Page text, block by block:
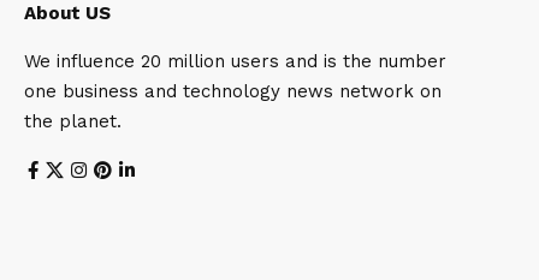
About US
We influence 20 million users and is the number
one business and technology news network on
the planet.